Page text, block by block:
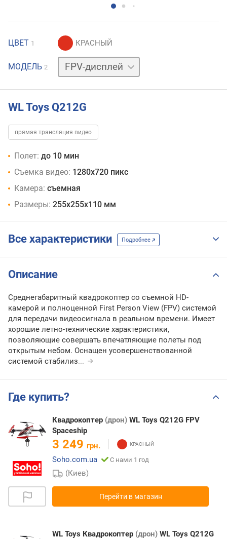
ЦВЕТ 1
МОДЕЛЬ 2
без
камеры
WL Toys Q212G
прямая трансляция видео
Полет: до 10 мин
Съемка видео: 1280x720 пикс
Камера: съемная
Размеры: 255x255x110 мм
Все характеристики Подробнее
Описание
Среднегабаритный квадрокоптер со съемной HD-
камерой и полноценной First Person View (FPV) системой
для передачи видеосигнала в реальном времени. Имеет
хорошие летно-технические характеристики,
позволяющие совершать впечатляющие полеты под
открытым небом. Оснащен усовершенствованной
системой стабилиз...
Где купить?
Квадрокоптер (дрон) WL Toys Q212G FPV
Spaceship
3 249 грн.
Soho.com.ua
С нами 1 год
(Киев)
Перейти в магазин
WL Toys Квадрокоптер (дрон) WL Toys Q212G